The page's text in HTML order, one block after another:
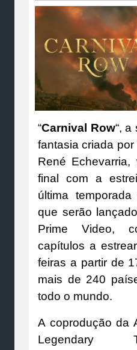
“Carnival Row“, a
fantasia criada
René
final com a
última
que serão
Prime Video,
capítulos a
feiras a partir de
mais de 240
todo o mundo.
A coprodução da
Legendary